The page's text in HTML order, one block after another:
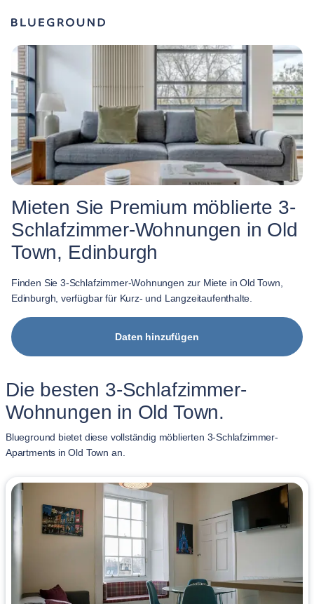
Mieten Sie Premium möblierte 3-
Schlafzimmer-Wohnungen in Old
Town, Edinburgh
Finden Sie 3-Schlafzimmer-Wohnungen zur Miete in Old Town,
Edinburgh, verfügbar für Kurz- und Langzeitaufenthalte.
Daten hinzufügen
Die besten 3-Schlafzimmer-
Wohnungen in Old Town.
Blueground bietet diese vollständig möblierten 3-Schlafzimmer-
Apartments in Old Town an.